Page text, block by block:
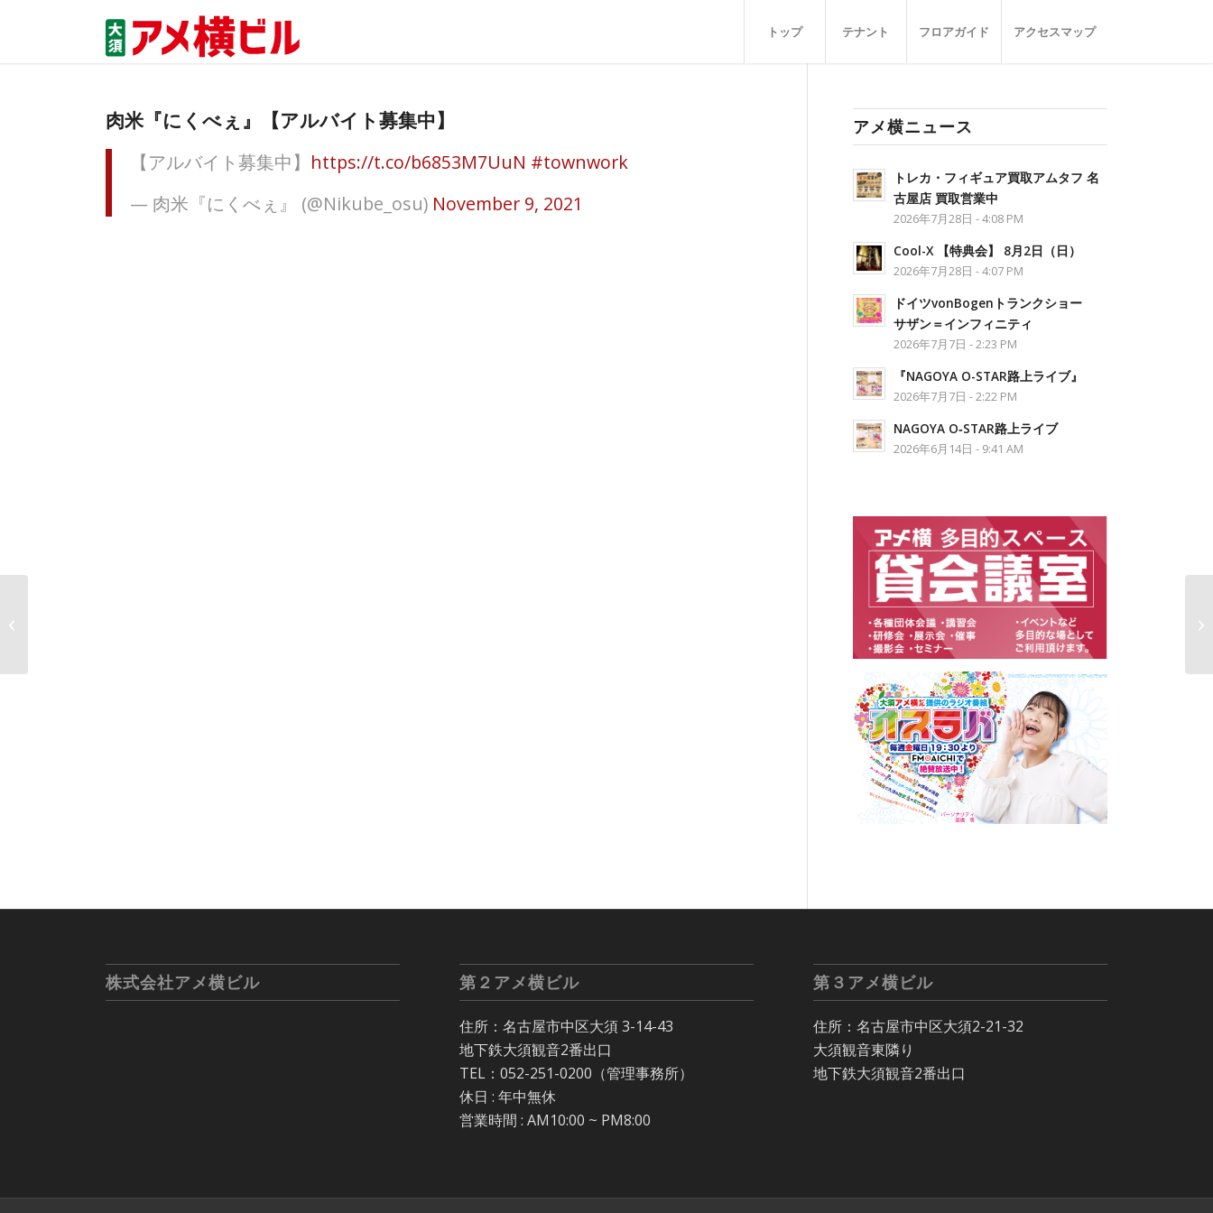
トップ テナント フロアガイド アクセスマップ
肉米『にくべぇ』【アルバイト募集中】
【アルバイト募集中】 https://t.co/b6853M7UuN #townwork
— 肉米『にくべぇ』 (@Nikube_osu) November 9, 2021
アメ横ニュース
トレカ・フィギュア買取アムタフ 名
古屋店 買取営業中
2026年7月28日 - 4:08 PM
Cool-X 【特典会】 8月2日（日）
2026年7月28日 - 4:07 PM
ドイツvonBogenトランクショー
サザン＝インフィニティ
2026年7月7日 - 2:23 PM
『NAGOYA O-STAR路上ライブ』
2026年7月7日 - 2:22 PM
NAGOYA O‐STAR路上ライブ
2026年6月14日 - 9:41 AM
株式会社アメ横ビル 第２アメ横ビル
住所：名古屋市中区大須 3-14-43
地下鉄大須観音2番出口
TEL：052-251-0200（管理事務所）
休日 : 年中無休
営業時間 : AM10:00 ~ PM8:00
第３アメ横ビル
住所：名古屋市中区大須2-21-32
大須観音東隣り
地下鉄大須観音2番出口